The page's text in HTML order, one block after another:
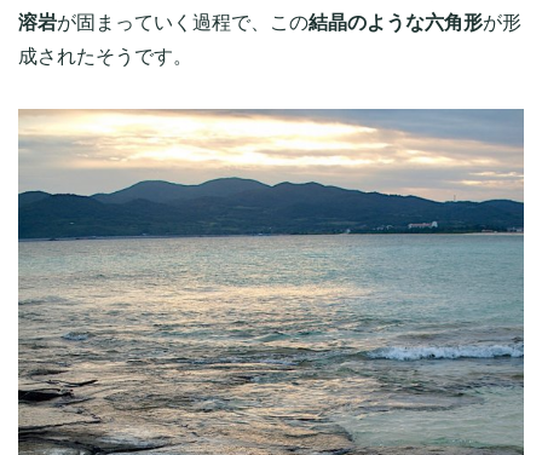
溶岩が固まっていく過程で、この結晶のような六角形が形
成されたそうです。